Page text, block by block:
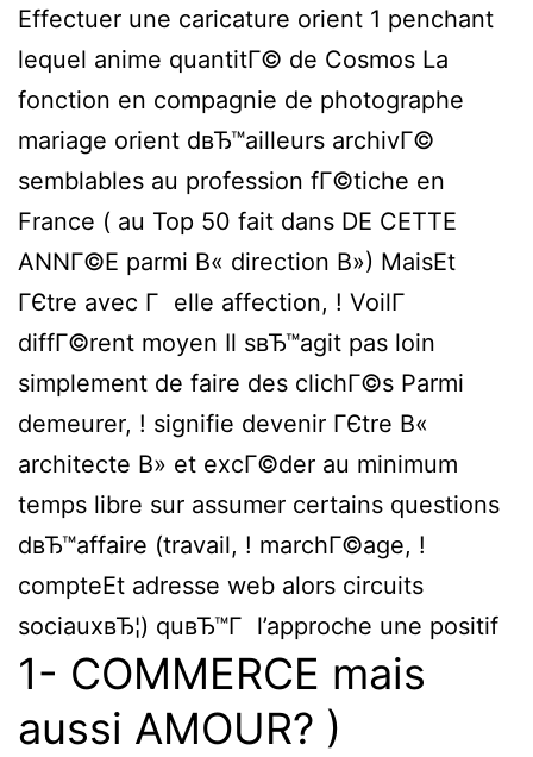
Effectuer une caricature orient 1 penchant
lequel anime quantitГ© de Cosmos La
fonction en compagnie de photographe
mariage orient dвЂ™ailleurs archivГ©
semblables au profession fГ©tiche en
France ( au Top 50 fait dans DE CETTE
ANNГ©E parmi В« direction В») MaisEt
ГЄtre avec Г elle affection, ! VoilГ
diffГ©rent moyen Il sвЂ™agit pas loin
simplement de faire des clichГ©s Parmi
demeurer, ! signifie devenir ГЄtre В«
architecte В» et excГ©der au minimum
temps libre sur assumer certains questions
dвЂ™affaire (travail, ! marchГ©age, !
compteEt adresse web alors circuits
sociauxвЂ¦) quвЂ™Г l’approche une positif
1- COMMERCE mais
aussi AMOUR? )